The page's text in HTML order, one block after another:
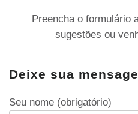
Preencha o formulário
sugestões ou
Deixe sua
Seu nome (obrigatório)